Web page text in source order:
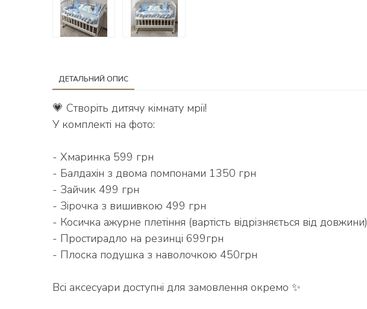
ДЕТАЛЬНИЙ ОПИС
💗 Створіть дитячу кімнату мрії!
У комплекті на фото:
- Хмаринка 599 грн
- Балдахін з двома помпонами 1350 грн
- Зайчик 499 грн
- Зірочка з вишивкою 499 грн
- Косичка ажурне плетіння (вартість відрізняється від довжини)
- Простирадло на резинці 699грн
- Плоска подушка з наволочкою 450грн
Всі аксесуари доступні для замовлення окремо ✨